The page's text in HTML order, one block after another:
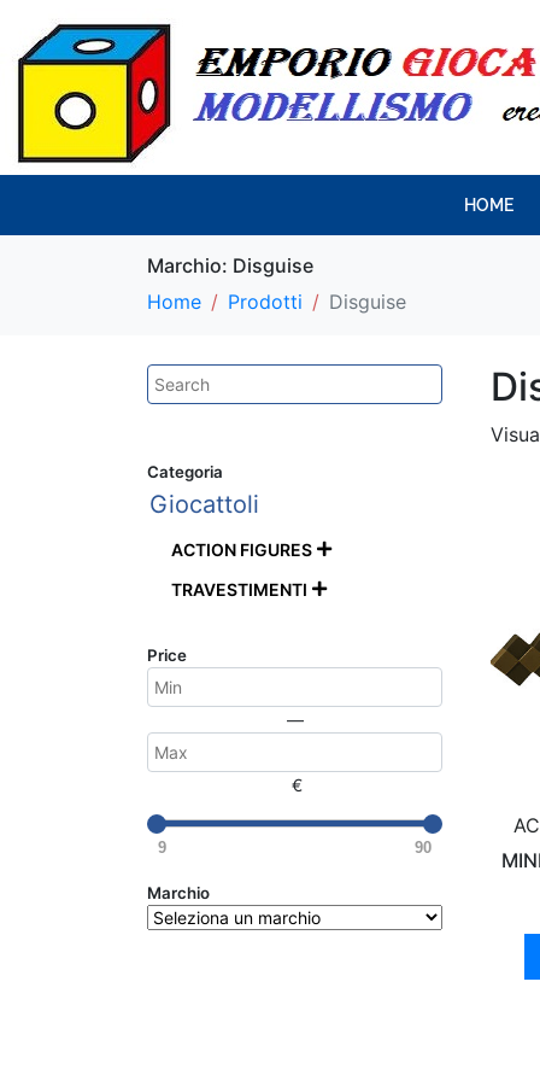
HOME
Marchio: Disguise
Home
Prodotti Disguise
Categoria
Giocattoli
ACTION FIGURES 
TRAVESTIMENTI 
Price
—
€
9 90
Marchio